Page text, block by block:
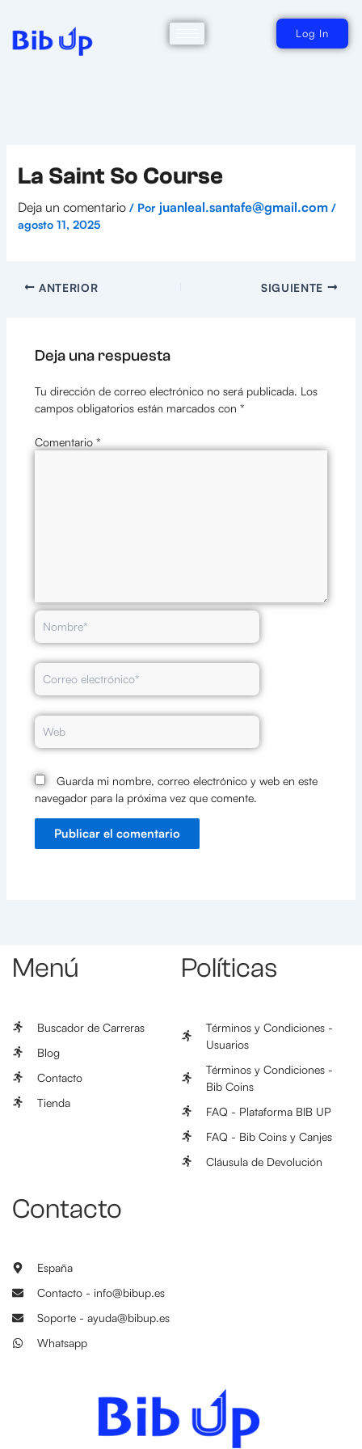
contenido
Log In
La Saint So Course
Deja un comentario / Por juanleal.santafe@gmail.com /
agosto 11, 2025
ANTERIOR SIGUIENTE
Deja una respuesta
Tu dirección de correo electrónico no será publicada. Los
campos obligatorios están marcados con *
Comentario *
Nombre*
Correo
electrónico*
Web
Guarda mi nombre, correo electrónico y web en este
navegador para la próxima vez que comente.
Menú
Buscador de Carreras
Blog
Contacto
Tienda
Políticas
Términos y Condiciones -
Usuarios
Términos y Condiciones -
Bib Coins
FAQ - Plataforma BIB UP
FAQ - Bib Coins y Canjes
Cláusula de Devolución
Contacto
España
Contacto - info@bibup.es
Soporte - ayuda@bibup.es
Whatsapp